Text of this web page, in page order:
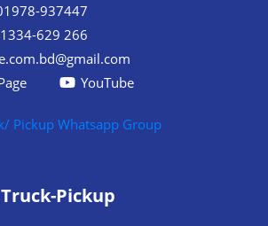
01978-937447
01334-629 266
YouTube
Pickup Whatsapp Group
Pickup